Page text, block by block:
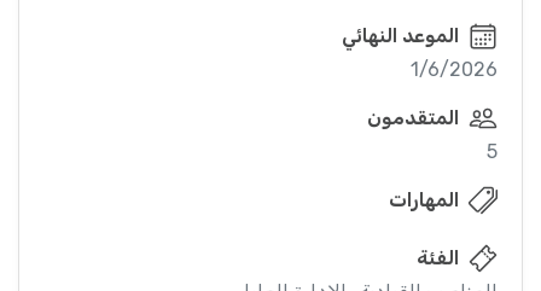
الموعد النهائي
1/6/2026
المتقدمون
5
المهارات
الفئة